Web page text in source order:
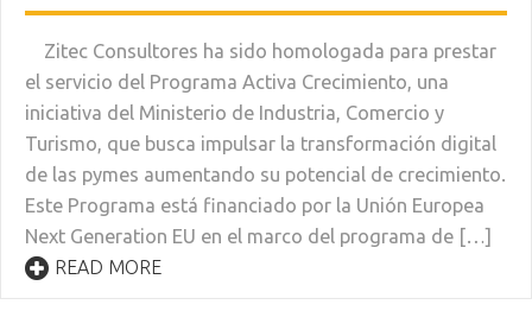
Zitec Consultores ha sido homologada para prestar
el servicio del Programa Activa Crecimiento, una
iniciativa del Ministerio de Industria, Comercio y
Turismo, que busca impulsar la transformación digital
de las pymes aumentando su potencial de crecimiento.
Este Programa está financiado por la Unión Europea
Next Generation EU en el marco del programa de […]
READ MORE